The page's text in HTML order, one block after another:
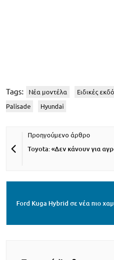
Tags: Νέα μοντέλα Ειδικές
Palisade Hyundai
Toyota: «Δεν κάνουν για
Ford Kuga Hybrid σε νέα πιο